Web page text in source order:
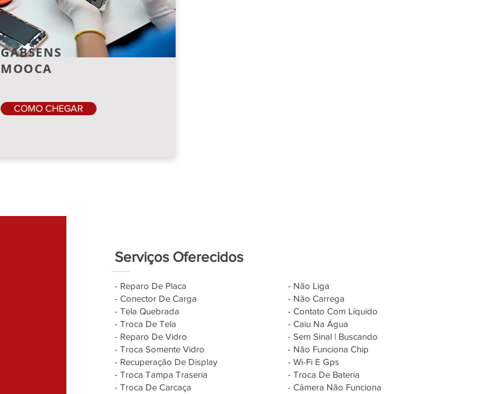
GABSENS
MOOCA
COMO CHEGAR
Serviços Oferecidos
- Reparo De Placa
- Conector De Carga
- Tela Quebrada
- Troca De Tela
- Reparo De Vidro
- Troca Somente Vidro
- Recuperação De Display
- Troca Tampa Traseria
- Troca De Carcaça
- Não Liga
- Não Carrega
- Contato Com Líquido
- Caiu Na Água
- Sem Sinal | Buscando
- Não Funciona Chip
- Wi-Fi E Gps
- Troca De Bateria
- Câmera Não Funciona